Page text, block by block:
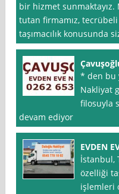
bir hizmet
tutan firmamız,
taşımacılık konusunda
* den bu
Nakliyat
filosuyla
devam ediyor
EVDEN
İstanbul,
özelliği
işlemleri